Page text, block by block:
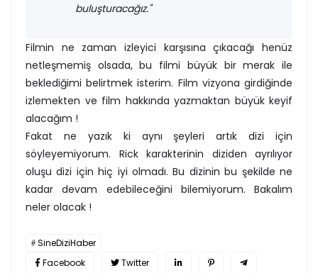
buluşturacağız."
Filmin ne zaman izleyici karşısına çıkacağı henüz
netleşmemiş olsada, bu filmi büyük bir merak ile
beklediğimi belirtmek isterim. Film vizyona girdiğinde
izlemekten ve film hakkında yazmaktan büyük keyif
alacağım !
Fakat ne yazık ki aynı şeyleri artık dizi için
söyleyemiyorum. Rick karakterinin diziden ayrılıyor
oluşu dizi için hiç iyi olmadı. Bu dizinin bu şekilde ne
kadar devam edebileceğini bilemiyorum. Bakalım
neler olacak !
SineDiziHaber
Facebook
Twitter